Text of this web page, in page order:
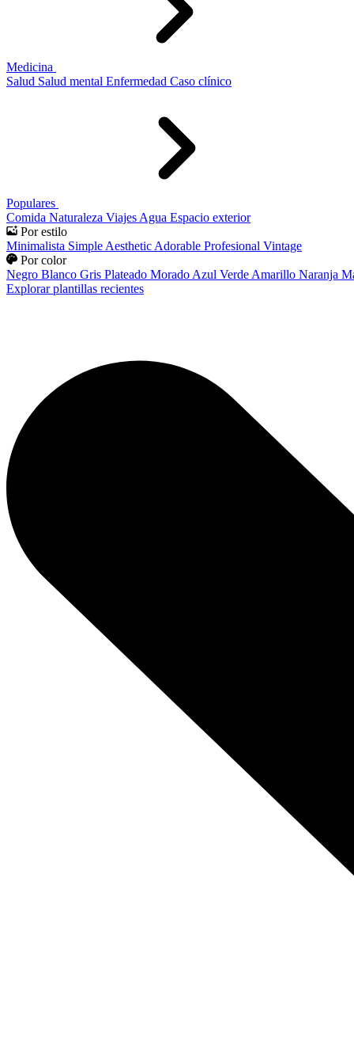
Medicina
Salud Salud mental Enfermedad Caso clínico
Populares
Comida Naturaleza Viajes Agua Espacio exterior
Por estilo
Minimalista Simple Aesthetic Adorable Profesional Vintage
Por color
Negro Blanco Gris Plateado Morado Azul Verde Amarillo Naranja
Explorar plantillas recientes